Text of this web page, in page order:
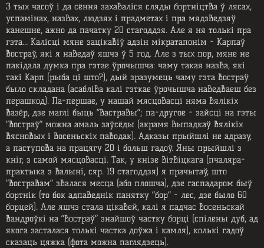
З тых часоў і да сёння захаваліся сляды бортніцтва ў лясах,
успамінах, назвах, людзях і прадметах і пра мядзведзяў
канешне, ажно да пачатку 20 стагоддзя. Але я ня толькі пра
гэта… Калісці мяне зацікавіў адзін мікратапонім - Карпаў
востраў, які я наведаў яшчэ ў 5 год. Але з тых пор, мяне не
пакідала думка пра гэтае ўрочышча: чаму такая назва, які
такі Карп (рыба ці што?), дый зразумець чаму гэта востраў
было складана (асабліва калі гэткае ўрочышча наведваеш без
перашкод). Па-першае, у нашай мясцовасці няма вялікіх
вазёр, дзе маглі быць “вастравы”; па-другое - зайсці на гэты
“востраў” можна амаль заўсёды (акрамя выпадкаў вялікіх
вясновых і восеньскіх паводак). Адказы прыйшлі не адразу,
а паступова на працягу 20 і больш гадоў. Яны прыйшлі з
кніг, з самой мясцовасці. Так, у кнізе Вітвіцкага (пчаляра-
практыка з Валыні, сяр. 19 стагоддзя) я прачытаў, што
“востравам” звалася месца (або плошча), дзе гаспадаром быў
бортнік (то бок адпаведнік панятку “бор” - лес, дзе было 60
борцей). Але яшчэ стала цікавей, калі я падчас восеньскай
вандроўкі на “востраў” знайшоў частку борці (спілены дуб, ад
якога засталася толькі частка доўжа і камля), колькі гадоў
сказаць цяжка (фота можна паглядзець).